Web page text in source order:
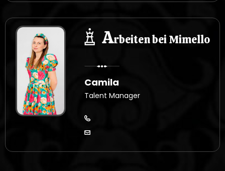
Arbeiten bei Mimello
Camila
Talent Manager